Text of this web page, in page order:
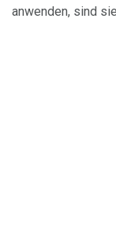
anwenden, sind